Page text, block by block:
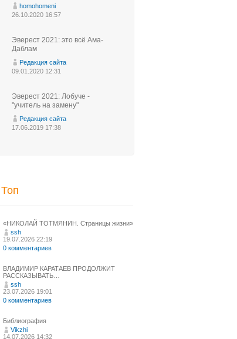
homohomeni
26.10.2020 16:57
Эверест 2021: это всё Ама-
Даблам
Редакция сайта
09.01.2020 12:31
Эверест 2021: Лобуче -
"учитель на замену"
Редакция сайта
17.06.2019 17:38
Топ
«НИКОЛАЙ ТОТМЯНИН. Страницы жизни»
ssh
19.07.2026 22:19
0 комментариев
ВЛАДИМИР КАРАТАЕВ ПРОДОЛЖИТ
РАССКАЗЫВАТЬ…
ssh
23.07.2026 19:01
0 комментариев
Библиография
Vikzhi
14.07.2026 14:32